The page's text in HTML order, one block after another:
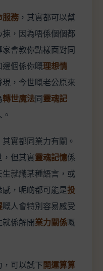
服務 ，其實都可以幫
揀，因為唔係個個都
家會教你點樣面對同
個係你嘅理想情
現，今世嘅老公原來
轉世魔法同靈魂記
實都同業力有關。
但其實靈魂記憶係
就識某種語言，或
，呢啲都可能是投
嘅人會特別容易感受
係解開業力關係嘅
可以試下開運算算